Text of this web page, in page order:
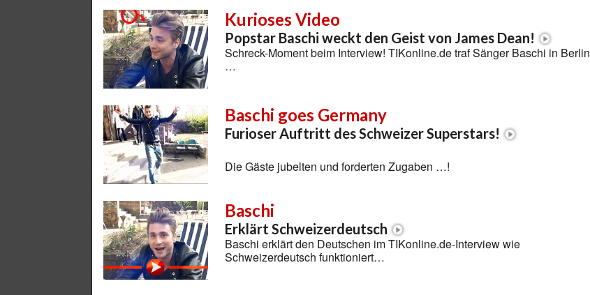
Kurioses Video
Popstar Baschi weckt den Geist von James Dean!
Schreck-Moment beim Interview! TIKonline.de traf Sänger Baschi in Berlin
…
Baschi goes Germany
Furioser Auftritt des Schweizer Superstars!
Die Gäste jubelten und forderten Zugaben …!
Baschi
Erklärt Schweizerdeutsch
Baschi erklärt den Deutschen im TIKonline.de-Interview wie
Schweizerdeutsch funktioniert…